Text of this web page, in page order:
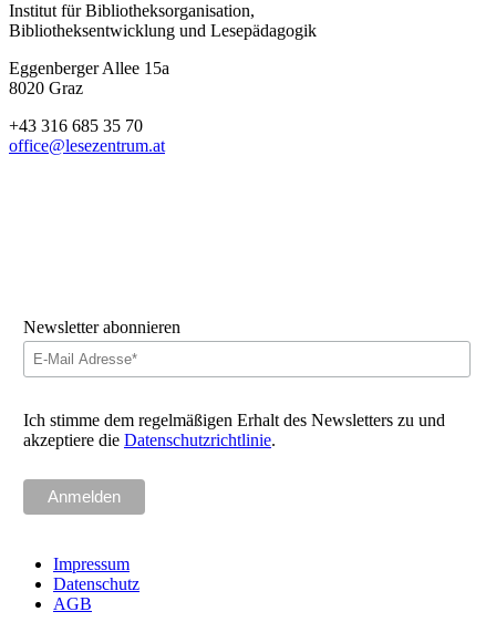
Institut für Bibliotheksorganisation,
Bibliotheksentwicklung und Lesepädagogik
Eggenberger Allee 15a
8020 Graz
+43 316 685 35 70
office@lesezentrum.at
Newsletter abonnieren
Ich stimme dem regelmäßigen Erhalt des Newsletters zu und
akzeptiere die Datenschutzrichtlinie.
Impressum
Datenschutz
AGB